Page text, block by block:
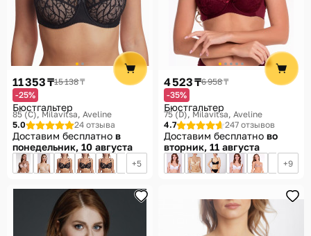
11 353 ₸15 138 ₸
-25%
Бюстгальтер
85 (C) Milavitsa, Aveline
5.0
24 отзыва
Доставим бесплатно в
понедельник, 10 августа
5
4 523 ₸6 958 ₸
-35%
Бюстгальтер
75 (D) Milavitsa, Aveline
4.7
247 отзывов
Доставим бесплатно во
вторник, 11 августа
9